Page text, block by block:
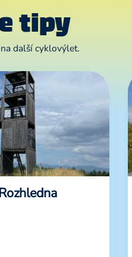
tipy
další cyklovýlet.